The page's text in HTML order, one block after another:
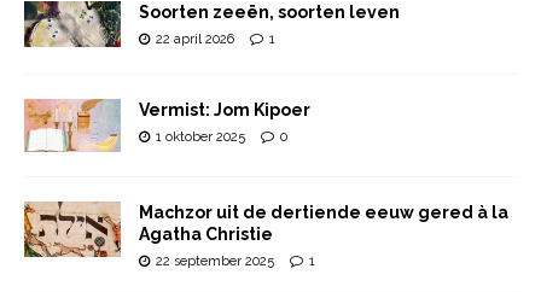
Soorten zeeën, soorten leven
22 april 2026 1
Vermist: Jom Kipoer
1 oktober 2025 0
Machzor uit de dertiende eeuw gered à la
Agatha Christie
22 september 2025 1